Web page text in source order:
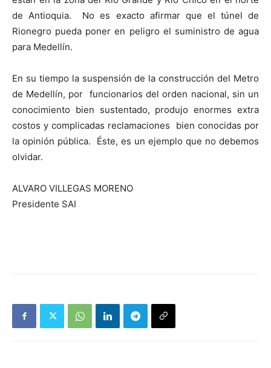
de Antioquia. No es exacto afirmar que el túnel de
Rionegro pueda poner en peligro el suministro de agua
para Medellín.
En su tiempo la suspensión de la construcción del Metro
de Medellín, por funcionarios del orden nacional, sin un
conocimiento bien sustentado, produjo enormes extra
costos y complicadas reclamaciones bien conocidas por
la opinión pública. Éste, es un ejemplo que no debemos
olvidar.
ALVARO VILLEGAS MORENO
Presidente SAI